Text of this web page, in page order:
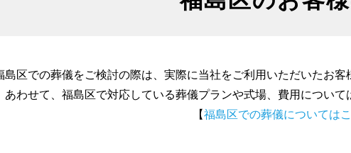
島区での葬儀をご検討の際は、実際に当社をご利用いただいたお客
あわせて、福島区で対応している葬儀プランや式場、費用について
【福島区での葬儀については